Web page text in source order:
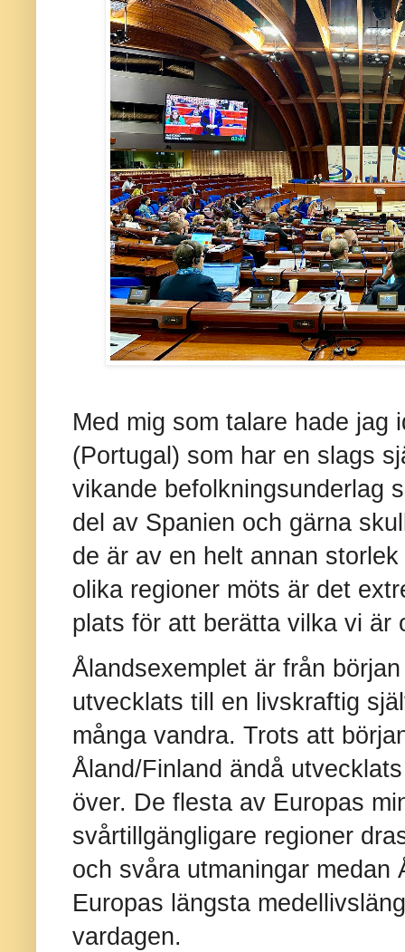
Med mig som talare hade jag
(Portugal) som har en slags
vikande befolkningsunderlag
del av Spanien och gärna
de är av en helt annan
olika regioner möts är det
plats för att berätta vilka vi är
Ålandsexemplet är från
utvecklats till en livskraftig
många vandra. Trots att
Åland/Finland ändå
över. De flesta av Europas
svårtillgängligare regioner
och svåra utmaningar medan
Europas längsta
vardagen.